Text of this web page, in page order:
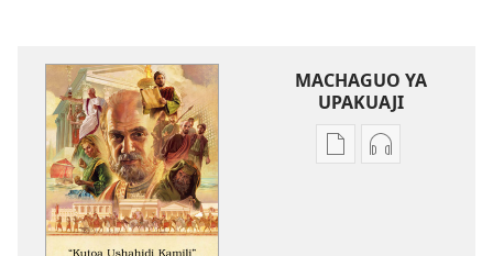
MACHAGUO YA
UPAKUAJI
MbinuMbinu